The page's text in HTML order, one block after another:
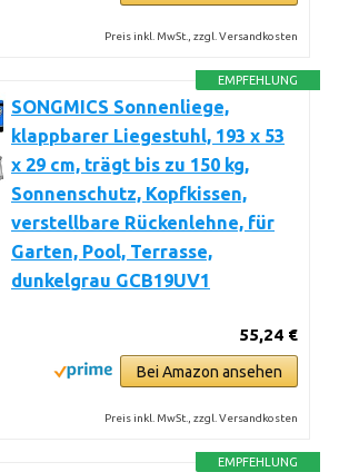
Preis inkl. MwSt., zzgl. Versandkosten
EMPFEHLUNG
SONGMICS Sonnenliege,
klappbarer Liegestuhl, 193 x 53
x 29 cm, trägt bis zu 150 kg,
Sonnenschutz, Kopfkissen,
verstellbare Rückenlehne, für
Garten, Pool, Terrasse,
dunkelgrau GCB19UV1
55,24 €
Bei Amazon ansehen
Preis inkl. MwSt., zzgl. Versandkosten
EMPFEHLUNG